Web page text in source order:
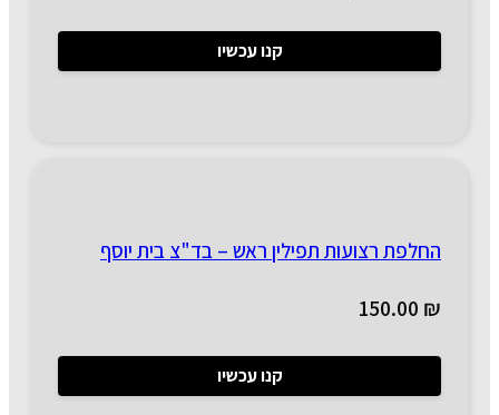
קנו עכשיו
החלפת רצועות תפילין ראש – בד"צ בית יוסף
150.00 ₪
קנו עכשיו